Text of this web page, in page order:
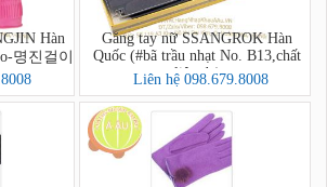
Hàn
명진걸이
)
Găng tay nữ SSANGROK Hàn
Quốc (#bã trầu nhạt No. B13,chất
liệu dạ)
Liên hệ 098.679.8008